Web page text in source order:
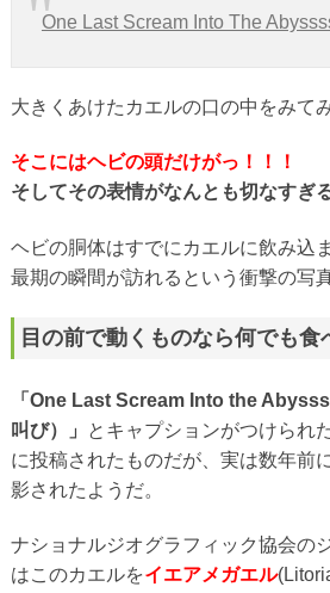
One Last Scream Into The
大きくあけたカエルの口の中をみて
そこにはヘビの頭だけがっ！！！
そしてその表情がなんとも切なすぎ
ヘビの胴体はすでにカエルに飲み込
最期の瞬間が訪れるという衝撃の写
目の前で動くものなら何でも
「One Last Scream Into the
叫び）」
とキャプションがつけられ
に投稿されたものだが、実は数年前
影されたようだ。
ナショナルジオグラフィック協会の
はこのカエルをイエアメガエル